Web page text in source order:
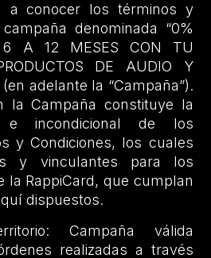
a conocer los términos y
denominada “0%
6 A 12 MESES CON TU
DE AUDIO Y
(en adelante la “Campaña”).
la Campaña constituye la
e incondicional de los
y Condiciones, los cuales
y vinculantes para los
la RappiCard, que cumplan
dispuestos.
Campaña válida
realizadas a través